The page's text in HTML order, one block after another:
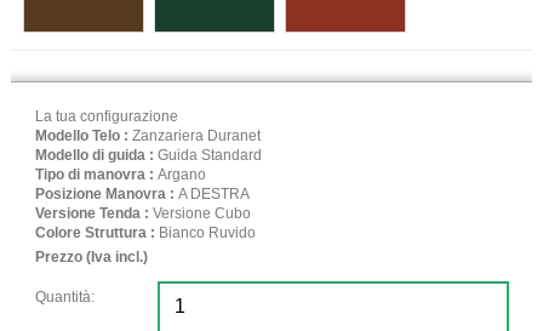
La tua configurazione
Modello Telo : Zanzariera Duranet
Modello di guida : Guida Standard
Tipo di manovra : Argano
Posizione Manovra : A DESTRA
Versione Tenda : Versione Cubo
Colore Struttura : Bianco Ruvido
Prezzo (Iva incl.)
Quantità: